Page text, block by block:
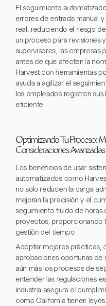
El seguimiento
errores de entrada manual
real, reduciendo el riesgo
un proceso para revisiones
supervisores, las empresas
antes de que afecten la
Harvest con herramientas
ayuda a agilizar el
los empleados registren
eficiente.
Optimizando Tu Proceso:
Consideraciones Avanzadas
Los beneficios de usar
automatizados como
no solo reducen la carga
mejoran la precisión y el
seguimiento fluido de horas
proyectos, proporcionando
gestión del tiempo.
Adoptar mejores prácticas,
aprobaciones oportunas de
aún más los procesos de
entender las regulaciones
industria asegura el
como California tienen